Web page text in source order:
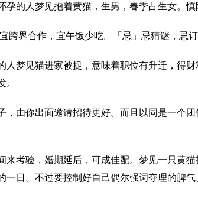
的人梦见抱着黄猫，生男，春季占生女。慎
界合作，宜午饭少吃。「忌」忌猜谜，忌订
人梦见猫进家被捉，意味着职位有升迁，得
由你出面邀请招待更好。而且以同是一个
考验，婚期延后，可成佳配。梦见一只黄
日。不过要控制好自己偶尔强词夺理的脾气。